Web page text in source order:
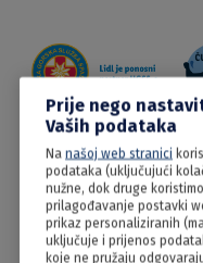
09.06.2022
Kupus
Prije nego
Vaših podataka
Na našoj web stranici
podataka (uključujući
nužne, dok druge
prilagođavanje postavki
prikaz personaliziranih
uključuje i prijenos
koje ne pružaju